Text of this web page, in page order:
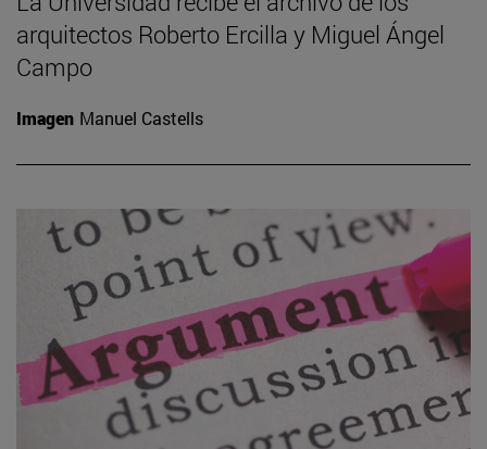
arquitectos Roberto Ercilla y Miguel Ángel
Campo
Imagen Manuel Castells